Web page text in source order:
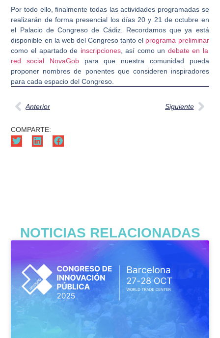
Por todo ello, finalmente todas las actividades programadas se
realizarán de forma presencial los días 20 y 21 de octubre en
el Palacio de Congreso de Cádiz. Recordamos que ya está
disponible en la web del Congreso tanto el programa preliminar
como el apartado de inscripciones, así como un debate en la
red social NovaGobpara que nuestra comunidad pueda
proponer nombres de ponentes que consideren inspiradores
para cada espacio del Congreso.
Anterior Siguiente
COMPARTE:
NOTICIAS RELACIONADAS